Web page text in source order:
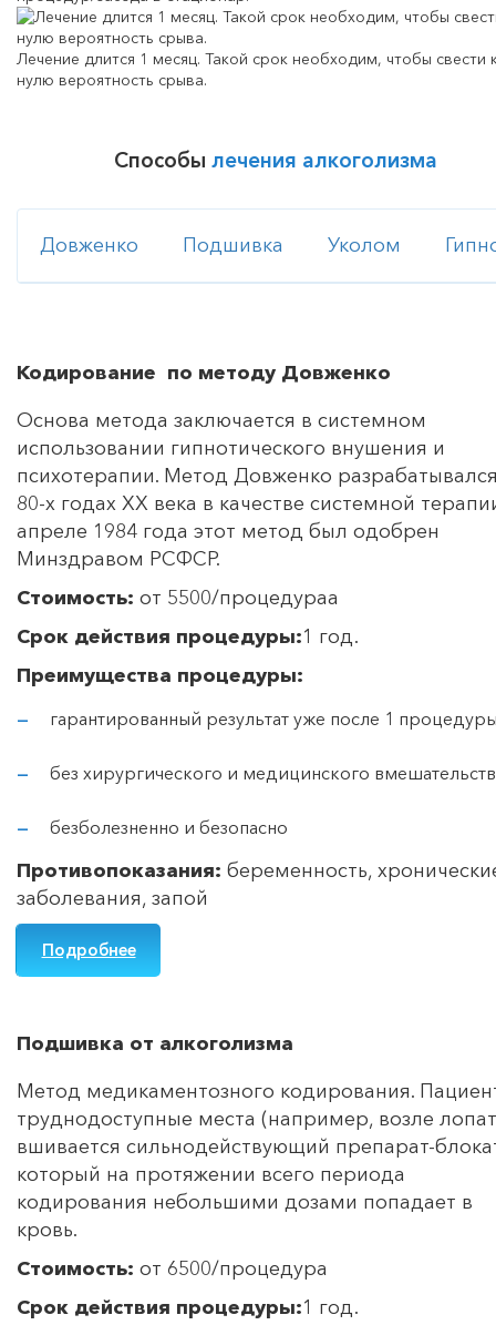
Лечение длится 1 месяц. Такой срок необходим, чтобы свести
нулю вероятность срыва.
Способы лечения алкоголизма
Довженко Подшивка Уколом
Кодирование по методу Довженко
Основа метода заключается в системном
использовании гипнотического внушения и
психотерапии. Метод Довженко
80-х годах ХХ века в качестве системной
апреле 1984 года этот метод был одобрен
Минздравом РСФСР.
Стоимость: от 5500/процедураа
Срок действия процедуры:1 год.
Преимущества процедуры:
гарантированный результат уже после 1
без хирургического и медицинского
безболезненно и безопасно
Противопоказания: беременность,
заболевания, запой
Подробнее
Подшивка от алкоголизма
Метод медикаментозного кодирования.
труднодоступные места (например, возле
вшивается сильнодействующий препарат-
который на протяжении всего периода
кодирования небольшими дозами попадает в
кровь.
Стоимость: от 6500/процедура
Срок действия процедуры:1 год.